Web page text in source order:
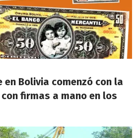
en Bolivia comenzó con la
firmas a mano en los